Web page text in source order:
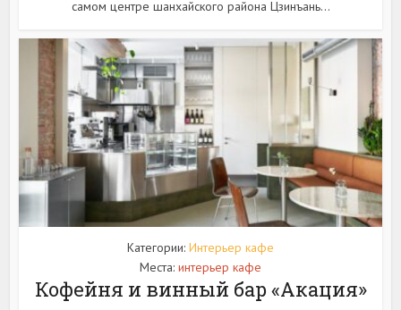
самом центре шанхайского района Цзинъань...
Категории: Интерьер кафе
Места: интерьер кафе
Кофейня и винный бар «Акация»